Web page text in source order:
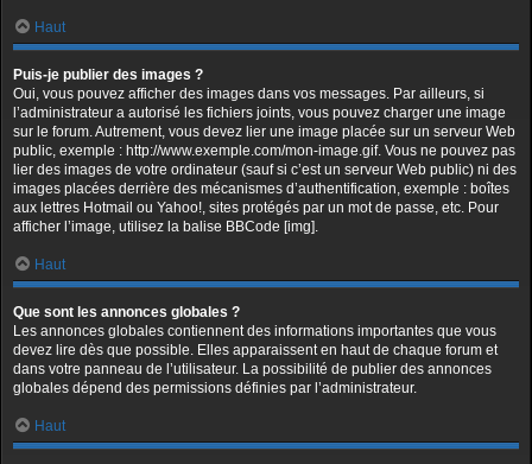
Haut
Puis-je publier des images ?
Oui, vous pouvez afficher des images dans vos messages. Par ailleurs, si
l’administrateur a autorisé les fichiers joints, vous pouvez charger une image
sur le forum. Autrement, vous devez lier une image placée sur un serveur Web
public, exemple : http://www.exemple.com/mon-image.gif. Vous ne pouvez pas
lier des images de votre ordinateur (sauf si c’est un serveur Web public) ni des
images placées derrière des mécanismes d’authentification, exemple : boîtes
aux lettres Hotmail ou Yahoo!, sites protégés par un mot de passe, etc. Pour
afficher l’image, utilisez la balise BBCode [img].
Haut
Que sont les annonces globales ?
Les annonces globales contiennent des informations importantes que vous
devez lire dès que possible. Elles apparaissent en haut de chaque forum et
dans votre panneau de l’utilisateur. La possibilité de publier des annonces
globales dépend des permissions définies par l’administrateur.
Haut